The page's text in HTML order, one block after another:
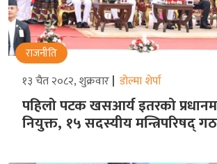
राजनीति
१३ चैत २०८२, शुक्रवार डोल्मा शेर्पा
पहिलो पटक खसआर्य इतरको
नियुक्त, १५ सदस्यीय मन्त्रिपरिषद्